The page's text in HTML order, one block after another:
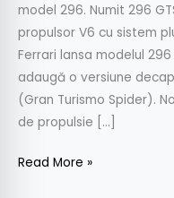
model 296. Numit 296
propulsor V6 cu sistem
Ferrari lansa modelul
adaugă o versiune
(Gran Turismo Spider).
de propulsie […]
Read More »